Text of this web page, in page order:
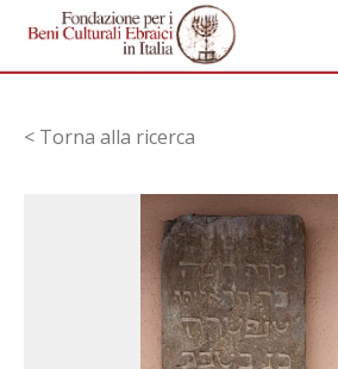
< Torna alla ricerca